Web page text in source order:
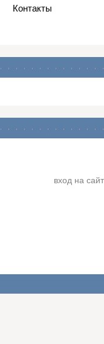
Контакты
вход на сайт